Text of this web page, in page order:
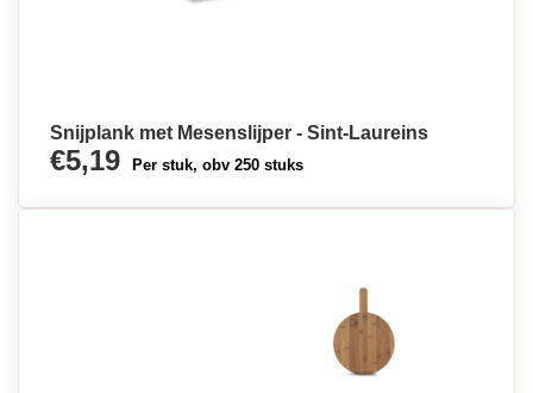
Snijplank met Mesenslijper - Sint-Laureins
€5,19 Per stuk, obv 250 stuks